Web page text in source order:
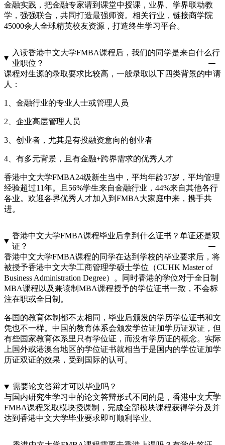
金融实践，把金融专家请到课堂中授课，业界、学界联动教
学，强强联合，共同打造最强师资。相关行业，链接商学院
45000余人全球精英校友资源，打造终生学习平台。
入读香港中文大学FMBA课程后，我们的同学是来自什么行
业职位？
课程对生源的录取要求比较高，一般录取以下四类背景的申请
人：
1、金融行业的专业人士或管理人员
2、企业高层管理人员
3、创业者，尤其是有投融资意向的创业者
4、有多元背景，且有金融+跨界需求的优秀人才
香港中文大学FMBA24级新生当中，平均年龄37岁，平均管理
经验超过11年。且56%学生来自金融行业，44%来自其他各行
各业。欢迎各界优秀人才加入到FMBA大家庭中来，携手共
进。
香港中文大学FMBA课程毕业后拿到什么证书？单证还是双
证？
香港中文大学FMBA课程的同学在达到学校的毕业要求后，将
被授予香港中文大学工商管理学硕士学位（CUHK Master of
Business Administration Degree）。同时香港的学位对于全日制
MBA课程以及兼读制MBA课程授予的学位证书一致，不会标
注在职或全日制。
各国的教育体制都不太相同，毕业后颁发的学历学位证书和文
凭也不一样。中国的教育体系会颁发学位证加学历证双证，但
有些国家教育体系里只有学位证，而没有学历证的概念。实际
上国外或港澳台地区的学位证书就相当于是国内的学位证加学
历证双证的效果，受到国际的认可。
需要论文答辩才可以毕业吗？
与国内研究生学习中的论文答辩形式不同的是，香港中文大学
FMBA课程采取模块授课制，完成全部模块课程获得学分及并
达到香港中文大学毕业要求即可顺利毕业。